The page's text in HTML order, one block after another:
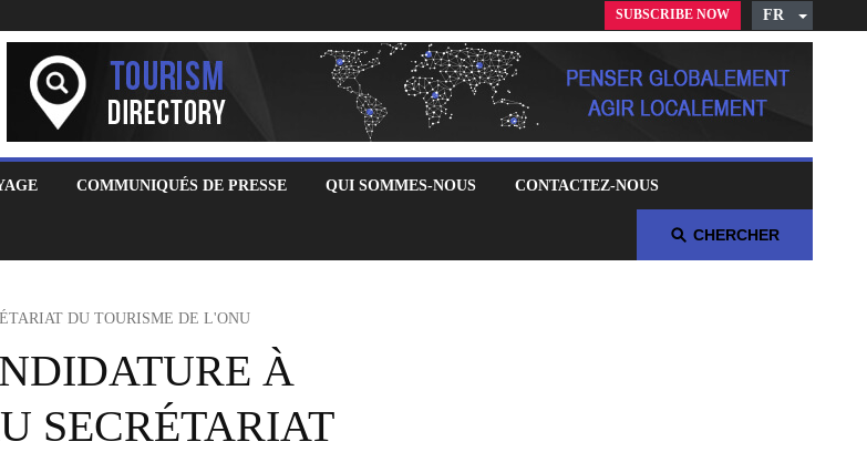
FR
English
Czech
German
Russian
Spanish
Italian
SUBSCRIBE NOW
COMMUNIQUÉS DE PRESSE QUI SOMMES-NOUS CONTACTEZ-NOUS
CHERCHER
DU TOURISME DE L'ONU
À
SECRÉTARIAT